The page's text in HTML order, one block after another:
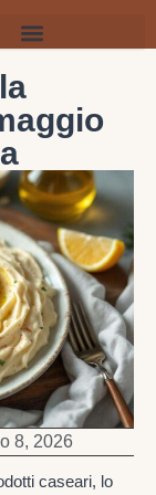
8, 2026
caseari, lo